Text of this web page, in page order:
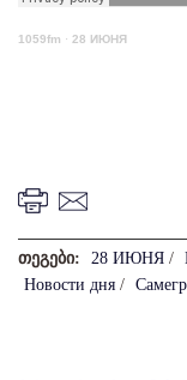
1059fm · 28 ИЮНЯ
თეგები: 28 ИЮНЯ /
Новости дня /